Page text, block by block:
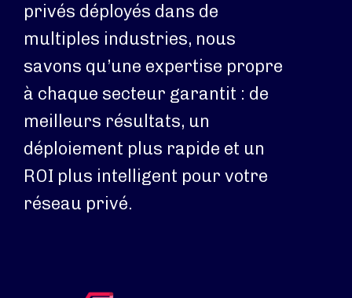
privés déployés dans de
multiples industries, nous
savons qu’une expertise propre
à chaque secteur garantit : de
meilleurs résultats, un
déploiement plus rapide et un
ROI plus intelligent pour votre
réseau privé.